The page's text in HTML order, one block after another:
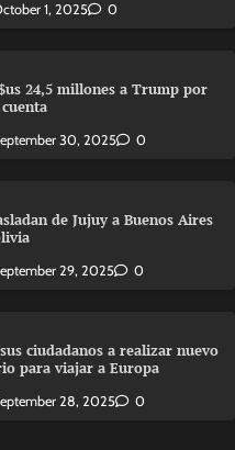
1, 2025 0
24,5 millones a Trump por
30, 2025 0
de Jujuy a Buenos Aires
29, 2025 0
ciudadanos a realizar nuevo
para viajar a Europa
28, 2025 0